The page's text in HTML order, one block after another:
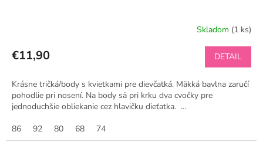
Skladom (1 ks)
€11,90 DETAIL
Krásne tričká/body s kvietkami pre dievčatká. Mäkká bavlna zaručí
pohodlie pri nosení. Na body sä pri krku dva cvočky pre
jednoduchšie obliekanie cez hlavičku dieťatka. ...
86
92 80 68 74